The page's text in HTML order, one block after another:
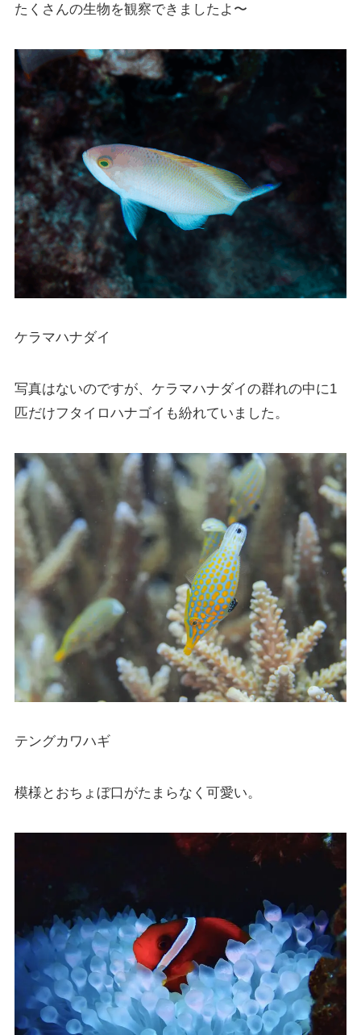
たくさんの生物を観察できましたよ〜
ケラマハナダイ
写真はないのですが、ケラマハナダイの群れの中に1
匹だけフタイロハナゴイも紛れていました。
テングカワハギ
模様とおちょぼ口がたまらなく可愛い。